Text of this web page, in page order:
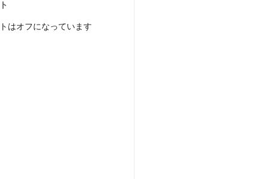
はオフになっています